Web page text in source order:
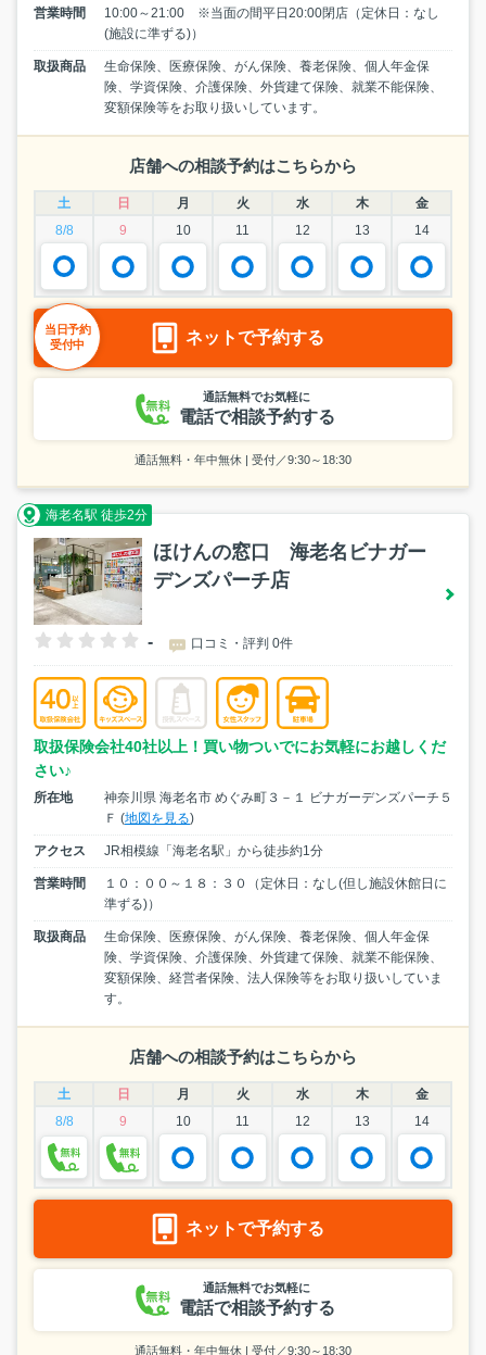
営業時間
10:00～21:00 ※当面の間平日20:00閉店（定休日：なし
(施設に準ずる)）
取扱商品
生命保険、医療保険、がん保険、養老保険、個人年金保
険、学資保険、介護保険、外貨建て保険、就業不能保険、
変額保険等をお取り扱いしています。
店舗への相談予約はこちらから
土 日 月 火 水 木
金
8/8
9 10 11 12 13 14
ネットで予約する
当日予約
受付中
通話無料でお気軽に
電話で相談予約する
通話無料・年中無休 | 受付／9:30～18:30
海老名駅 徒歩2分
ほけんの窓口 海老名ビナガー
デンズパーチ店
- 口コミ・評判 0件
取扱保険会社40社以上！買い物ついでにお気軽にお越しくだ
さい♪
所在地
神奈川県 海老名市 めぐみ町３－１ ビナガーデンズパーチ５
Ｆ (地図を見る)
アクセス JR相模線「海老名駅」から徒歩約1分
営業時間
１０：００～１８：３０（定休日：なし(但し施設休館日に
準ずる)）
取扱商品
生命保険、医療保険、がん保険、養老保険、個人年金保
険、学資保険、介護保険、外貨建て保険、就業不能保険、
変額保険、経営者保険、法人保険等をお取り扱いしていま
す。
店舗への相談予約はこちらから
土 日 月 火 水 木
金
8/8
9 10 11 12 13 14
ネットで予約する
通話無料でお気軽に
電話で相談予約する
通話無料・年中無休 | 受付／9:30～18:30